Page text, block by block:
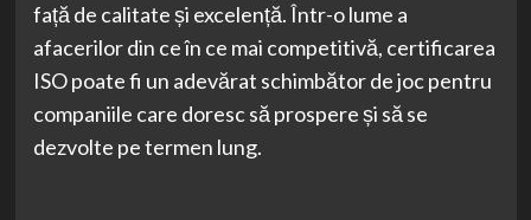
față de calitate și excelență. Într-o lume a
afacerilor din ce în ce mai competitivă, certificarea
ISO poate fi un adevărat schimbător de joc pentru
companiile care doresc să prospere și să se
dezvolte pe termen lung.